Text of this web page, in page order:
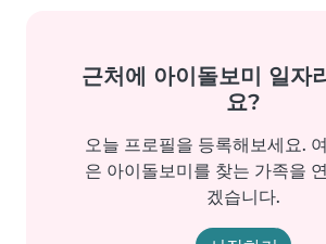
근처에 아이돌보미 일자
요?
오늘 프로필을 등록해보세요.
은 아이돌보미를 찾는 가족을
겠습니다.